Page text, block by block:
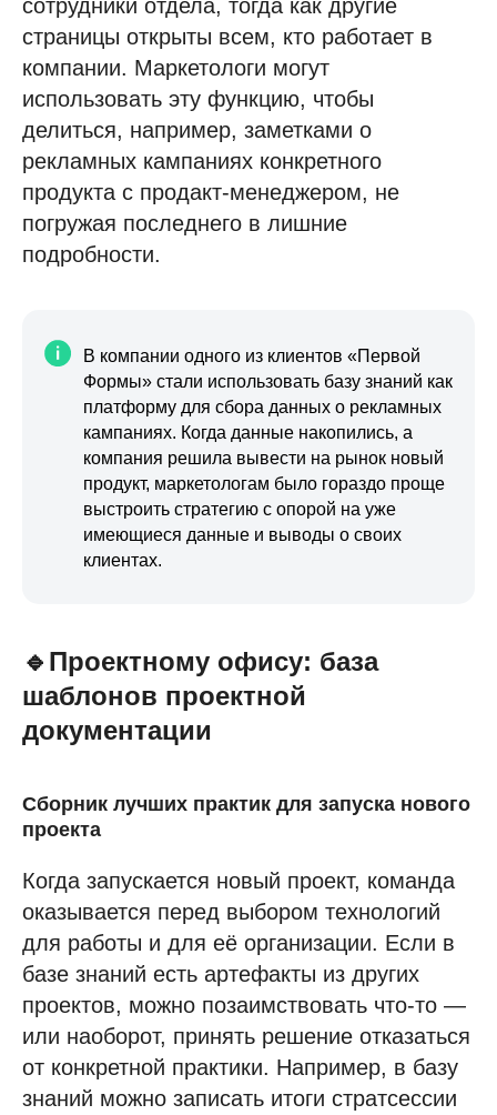
сотрудники отдела, тогда как другие
страницы открыты всем, кто работает в
компании. Маркетологи могут
использовать эту функцию, чтобы
делиться, например, заметками о
рекламных кампаниях конкретного
продукта с продакт-менеджером, не
погружая последнего в лишние
подробности.
В компании одного из клиентов «Первой
Формы» стали использовать базу знаний как
платформу для сбора данных о рекламных
кампаниях. Когда данные накопились, а
компания решила вывести на рынок новый
продукт, маркетологам было гораздо проще
выстроить стратегию с опорой на уже
имеющиеся данные и выводы о своих
клиентах.
🔹Проектному офису: база
шаблонов проектной
документации
Сборник лучших практик для запуска нового
проекта
Когда запускается новый проект, команда
оказывается перед выбором технологий
для работы и для её организации. Если в
базе знаний есть артефакты из других
проектов, можно позаимствовать что-то —
или наоборот, принять решение отказаться
от конкретной практики. Например, в базу
знаний можно записать итоги стратсессии